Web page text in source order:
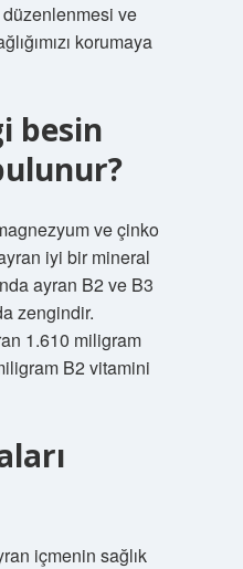
ve
korumaya
besin
ve çinko
iyi bir mineral
ayran B2 ve B3
zengindir.
1.610 miligram
B2 vitamini
içmenin sağlık